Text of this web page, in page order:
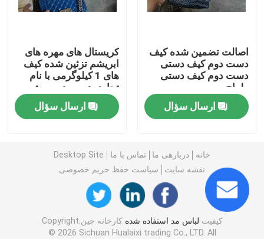
کفش مردانه دست دوم
کیف دستی دوم
کیف های لاکچری دست دوم
کفش بچه گانه دست دوم
لباس های گاه به گاه پاییزی
مدل پیراهن مردانه جدید
اصالت تضمین شده کیف
دست دوم کیف دستی
دست دوم کیف دستی
طراح
ارسال سؤال
کریستال های مهره های
ابریشم تزئین شده کیف
های 1 کیلوگرمی با نام
تجاری دست دوم معتبر
ارسال سؤال
خانه دربارهی ما تماس با ما
Desktop Site
نقشه سایت
سیاست حفظ حریم خصوصی
کیفیت لباس مد استفاده شده
کارخانه چین.Copyright
© 2026 Sichuan Hualaixi trading Co., LTD. All